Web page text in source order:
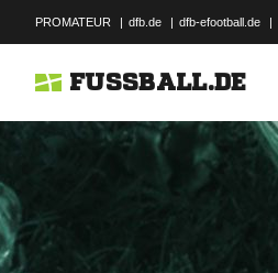
PROMATEUR | dfb.de | dfb-efootball.de |
FUSSBALL.DE